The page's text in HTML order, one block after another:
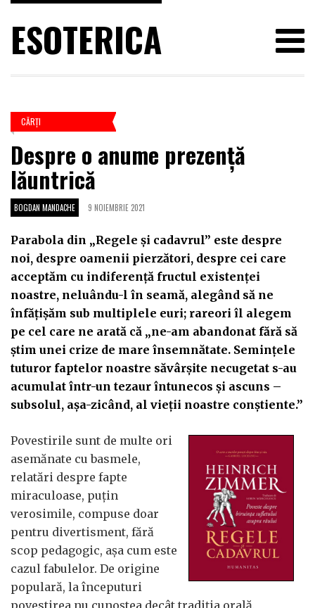
ESOTERICA
CĂRŢI
Despre o anume prezență
lăuntrică
BOGDAN MANDACHE 9 NOIEMBRIE 2021
Parabola din „Regele și cadavrul” este despre
noi, despre oamenii pierzători, despre cei care
acceptăm cu indiferență fructul existenței
noastre, neluându-l în seamă, alegând să ne
înfățișăm sub multiplele euri; rareori îl alegem
pe cel care ne arată că „ne-am abandonat fără să
știm unei crize de mare însemnătate. Semințele
tuturor faptelor noastre săvârșite necugetat s-au
acumulat într-un tezaur întunecos și ascuns –
subsolul, așa-zicând, al vieții noastre conștiente.”
Povestirile sunt de multe ori
asemănate cu basmele,
relatări despre fapte
miraculoase, puțin
verosimile, compuse doar
pentru divertisment, fără
scop pedagogic, așa cum este
cazul fabulelor. De origine
populară, la începuturi
povestirea nu cunoștea decât tradiția orală,